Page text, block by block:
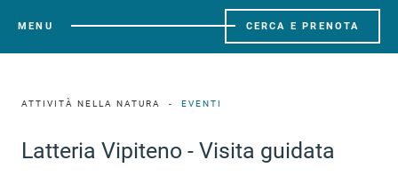
MENU CERCA E PRENOTA
ATTIVITÀ NELLA NATURA EVENTI
Latteria Vipiteno - Visita guidata